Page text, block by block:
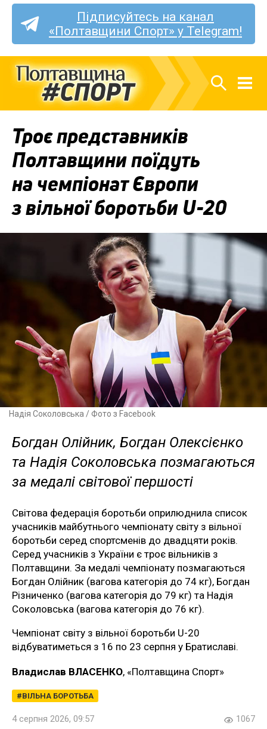
Підписуйтесь на канал
«Полтавщини Спорт» у Telegram!
Троє представників
Полтавщини поїдуть
на чемпіонат Європи
з вільної боротьби U-20
Надія Соколовська / Фото з Facebook
Богдан Олійник, Богдан Олексієнко
та Надія Соколовська позмагаються
за медалі світової першості
Світова федерація боротьби оприлюднила список
учасників майбутнього чемпіонату світу з вільної
боротьби серед спортсменів до двадцяти років.
Серед учасників з України є троє вільників з
Полтавщини. За медалі чемпіонату позмагаються
Богдан Олійник (вагова категорія до 74 кг), Богдан
Різниченко (вагова категорія до 79 кг) та Надія
Соколовська (вагова категорія до 76 кг).
Чемпіонат світу з вільної боротьби U-20
відбуватиметься з 16 по 23 серпня у Братиславі.
Владислав ВЛАСЕНКО, «Полтавщина Спорт»
ВІЛЬНА БОРОТЬБА
4 серпня 2026, 09:57 1067